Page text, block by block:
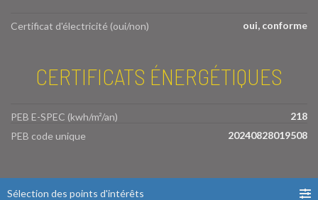
Certificat d'électricité (oui/non) oui, conforme
CERTIFICATS ÉNERGÉTIQUES
PEB E-SPEC (kwh/m²/an)
218
PEB code unique
20240828019508
Sélection des points d'intérêts